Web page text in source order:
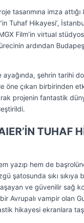
tasarımına imza
Tuhaf Hikayesi’,
Film’in virtual
ardından
ayağında, şehrin tarihi
öne çıkan birbirinden
projenin fantastik
TUHAF
yazıp hem de
şatosunda sıkı sıkıya
ve güvenilir sağ
Avrupalı vampir olan
hikayesi ekranlara